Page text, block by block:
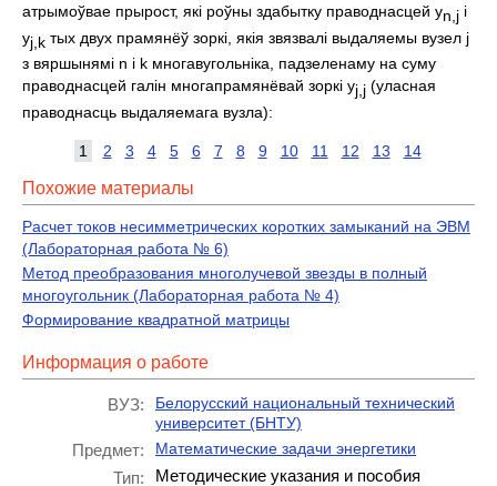
атрымоўвае прырост, якi роўны здабытку праводнасцей yn,j i
yj,k тых двух прамянёў зоркi, якiя звязвалi выдаляемы вузел j
з вяршынямi n i k многавугольнiка, падзеленаму на суму
праводнасцей галiн многапрамянёвай зоркi yj,j (уласная
праводнасць выдаляемага вузла):
1 2 3 4 5 6 7 8 9 10 11 12 13 14
Похожие материалы
Расчет токов несимметрических коротких замыканий на ЭВМ
(Лабораторная работа № 6)
Метод преобразования многолучевой звезды в полный
многоугольник (Лабораторная работа № 4)
Формирование квадратной матрицы
Информация о работе
ВУЗ:
Белорусский национальный технический
университет (БНТУ)
Предмет: Математические задачи энергетики
Тип: Методические указания и пособия